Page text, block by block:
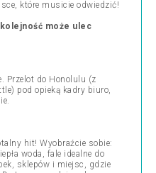
które musicie odwiedzić!
może ulec
Przelot do Honolulu (z
pod opieką kadry biuro,
hit! Wyobraźcie sobie:
woda, fale idealne do
sklepów i miejsc, gdzie